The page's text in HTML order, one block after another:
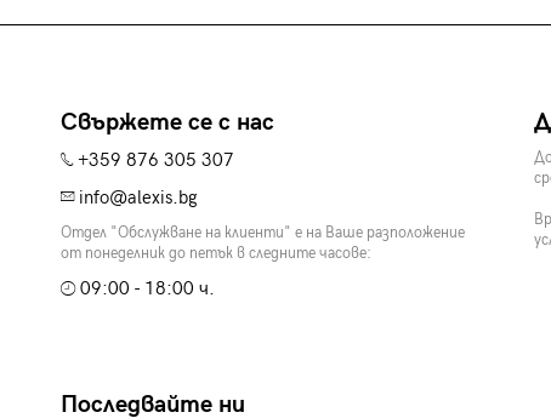
Свържете се с нас
+359 876 305 307
info@alexis.bg
Отдел "Обслужване на клиенти" е на Ваше разположение
от понеделник до петък в следните часове:
09:00 - 18:00 ч.
Последвайте ни